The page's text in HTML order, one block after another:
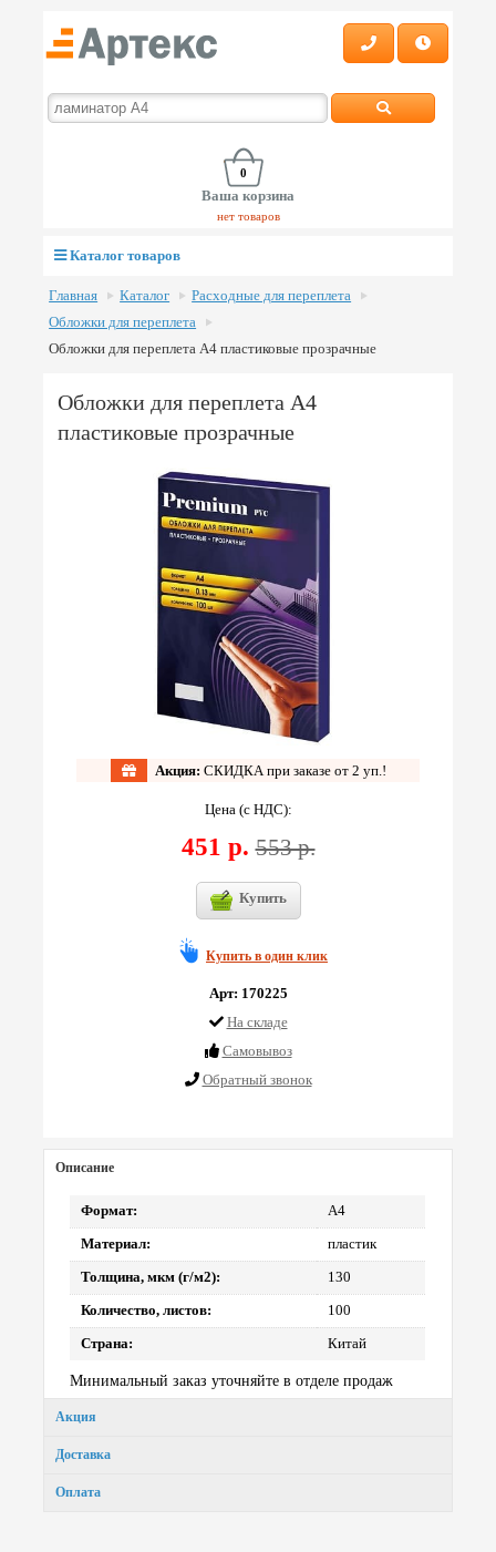
0
Ваша корзина
нет товаров
Каталог товаров
Главная Каталог
Расходные для переплета
Обложки для переплета
Обложки для переплета А4 пластиковые прозрачные
Обложки для переплета А4
пластиковые прозрачные
Акция: СКИДКА при заказе от 2 уп.!
Цена (с НДС):
451 р.553 р.
Купить
Купить в один клик
Арт: 170225
На складе
Cамовывоз
Обратный звонок
Описание
Формат: А4
Материал: пластик
Толщина, мкм (г/м2): 130
Количество, листов: 100
Страна: Китай
Минимальный заказ уточняйте в отделе продаж
Акция
Доставка
Оплата